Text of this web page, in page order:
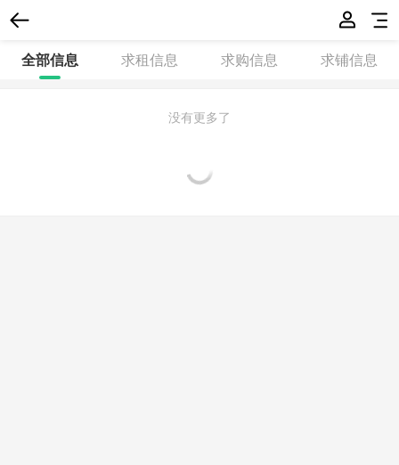
全部信息 求租信息 求购信息 求铺信息
没有更多了